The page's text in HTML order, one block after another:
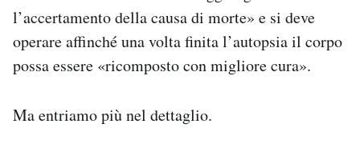
l’accertamento della causa di morte» e si deve
operare affinché una volta finita l’autopsia il corpo
possa essere «ricomposto con migliore cura».
Ma entriamo più nel dettaglio.